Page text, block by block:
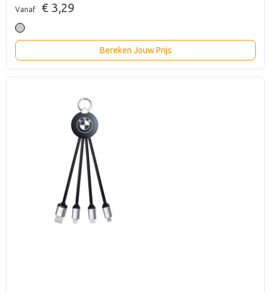
Vanaf € 3,29
Bereken Jouw Prijs